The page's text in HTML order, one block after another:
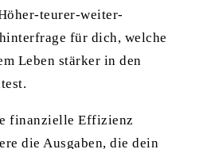
teurer-weiter-
für dich, welche
Leben stärker in den
finanzielle Effizienz
die Ausgaben, die dein